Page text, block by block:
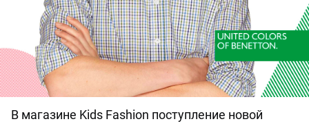
В магазине Kids Fashion поступление новой